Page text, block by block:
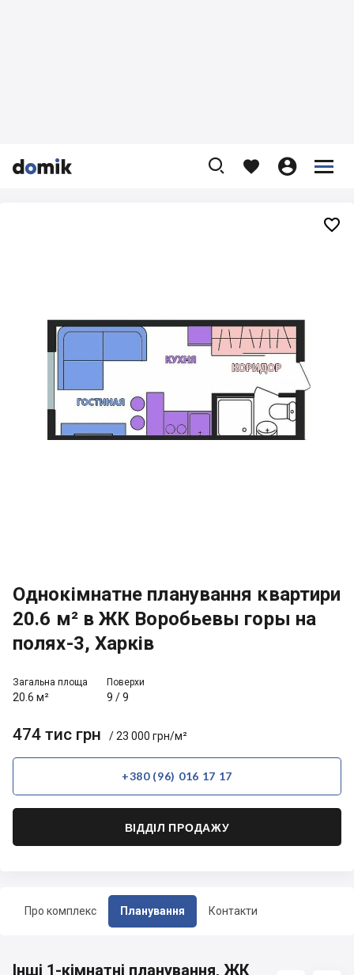


    


Про комплекс Планування Контакти
Однокімнатне планування квартири
20.6 м² в ЖК Воробьевы горы на
полях-3, Харків
Загальна площа
20.6 м²
Поверхи
9 /9
474 тис грн / 23 000 грн/м²
+380 (96) 016 17 17
ВІДДІЛ ПРОДАЖУ

Інші 1-кімнатні планування, ЖК